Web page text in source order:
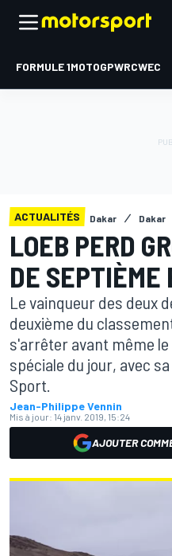
FORMULE 1MOTOGPWRCWEC
ACTUALITÉS Dakar Dakar
LOEB PERD
DE SEPTIÈME
Le vainqueur des deux
deuxième du
s'arrêter avant même
spéciale du jour, avec
Sport.
Jean-Philippe Vennin
Mis à jour: 14 janv. 2019, 15:24
AJOUTER